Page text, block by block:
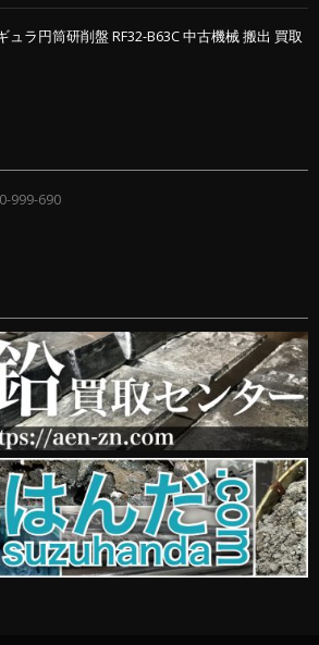
ュラ円筒研削盤 RF32-B63C 中古機械 搬出 買取
999-690